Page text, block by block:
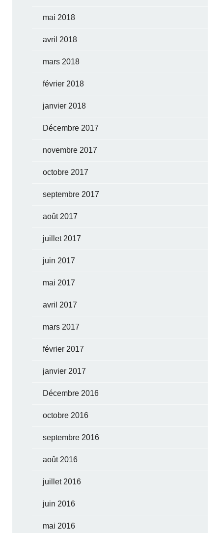
mai 2018
avril 2018
mars 2018
février 2018
janvier 2018
Décembre 2017
novembre 2017
octobre 2017
septembre 2017
août 2017
juillet 2017
juin 2017
mai 2017
avril 2017
mars 2017
février 2017
janvier 2017
Décembre 2016
octobre 2016
septembre 2016
août 2016
juillet 2016
juin 2016
mai 2016